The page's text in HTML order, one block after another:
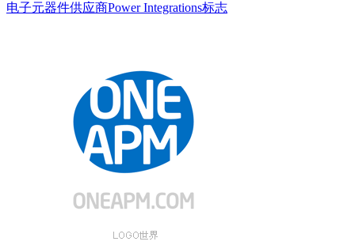
电子元器件供应商Power Integrations标志